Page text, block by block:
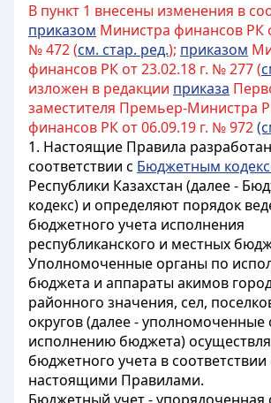
В пункт 1 внесены изменения в
приказом Министра финансов РК
№ 472 (см. стар. ред.); приказом
финансов РК от 23.02.18 г. № 277 (
изложен в редакции приказа
заместителя Премьер-Министра
финансов РК от 06.09.19 г. № 972
1. Настоящие Правила
соответствии с Бюджетным
Республики Казахстан (далее -
кодекс) и определяют порядок
бюджетного учета исполнения
республиканского и местных
Уполномоченные органы по
бюджета и аппараты акимов
районного значения, сел,
округов (далее - уполномоченные
исполнению бюджета)
бюджетного учета в соответствии
настоящими Правилами.